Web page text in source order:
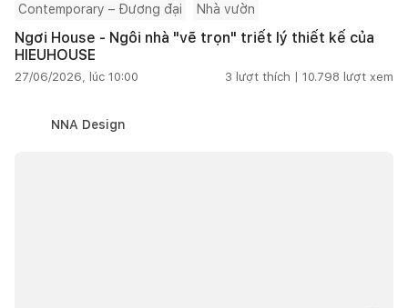
Contemporary – Đương đại Nhà vườn
Ngơi House - Ngôi nhà "vẽ trọn" triết lý thiết kế của
HIEUHOUSE
27/06/2026, lúc 10:00 3 lượt thích | 10.798 lượt xem
NNA Design